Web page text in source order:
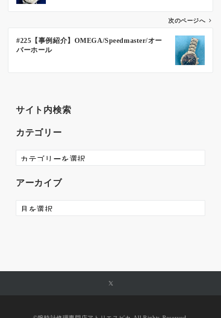
次のページへ
#225【事例紹介】OMEGA/Speedmaster/オー
バーホール
サイト内検索
カテゴリー
アーカイブ